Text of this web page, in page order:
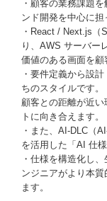
・顧客の業務課題
ンド開発を中心に
・React / Next.js（
り、AWS サーバー
価値のある画面を顧
・要件定義から設
ちのスタイルです。
顧客との距離が近
トに向き合えます。
・また、AI-DLC（
を活用した「AI 仕
・仕様を構造化し
ンジニアがより本
ます。